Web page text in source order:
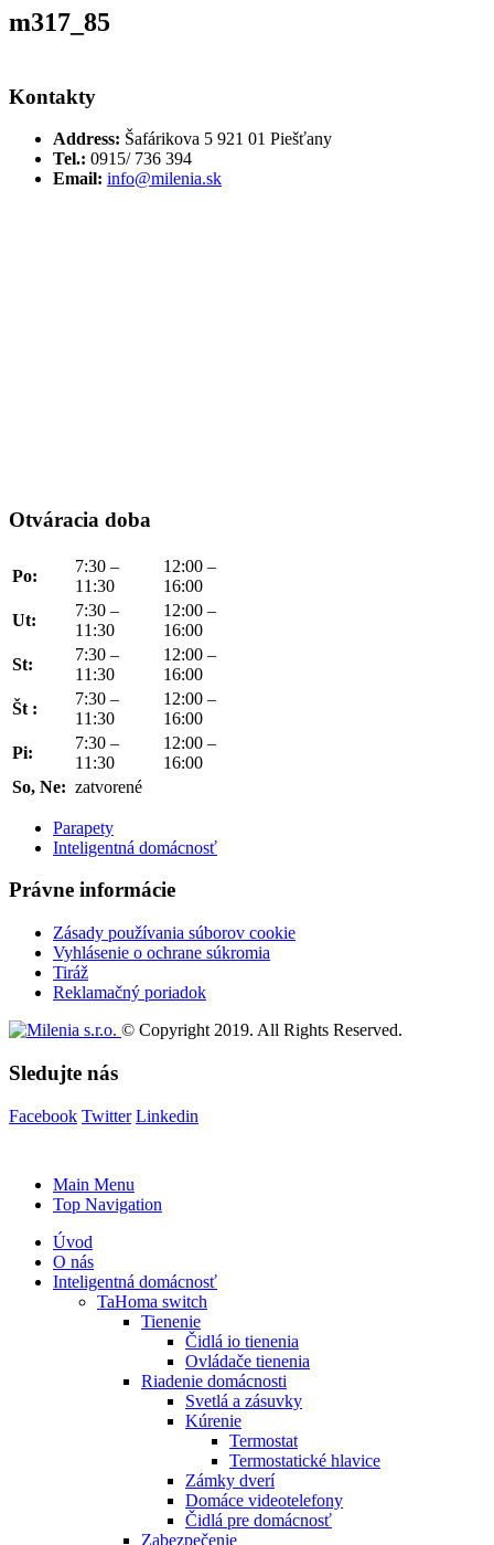
m317_85
Kontakty
Address: Šafárikova 5 921 01 Piešťany
Tel.: 0915/ 736 394
Email: info@milenia.sk
Otváracia doba
Po:
7:30 –
11:30
12:00 –
16:00
Ut:
7:30 –
11:30
12:00 –
16:00
St:
7:30 –
11:30
12:00 –
16:00
Št :
7:30 –
11:30
12:00 –
16:00
Pi:
7:30 –
11:30
12:00 –
16:00
So, Ne: zatvorené
Parapety
Inteligentná domácnosť
Právne informácie
Zásady používania súborov cookie
Vyhlásenie o ochrane súkromia
Tiráž
Reklamačný poriadok
© Copyright 2019. All Rights Reserved.
Sledujte nás
Facebook Twitter Linkedin
Main Menu
Top Navigation
Úvod
O nás
Inteligentná domácnosť
TaHoma switch
Tienenie
Čidlá io tienenia
Ovládače tienenia
Riadenie domácnosti
Svetlá a zásuvky
Kúrenie
Termostat
Termostatické hlavice
Zámky dverí
Domáce videotelefony
Čidlá pre domácnosť
Zabezpečenie